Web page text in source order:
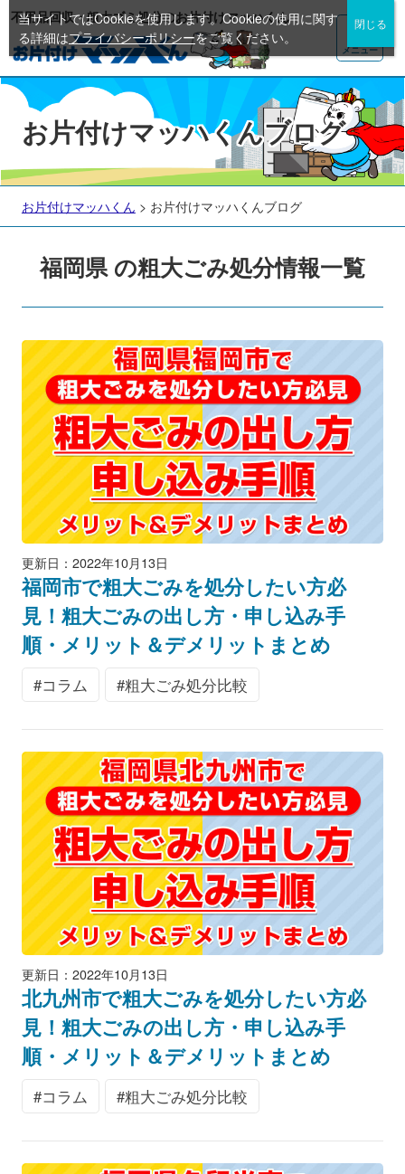
不用品回収・粗大ゴミ処分のお片付けマッハくん
メニュー
お片付けマッハくんブログ
お片付けマッハくん > お片付けマッハくんブログ
福岡県 の粗大ごみ処分情報一覧
更新日：2022年10月13日
福岡市で粗大ごみを処分したい方必
見！粗大ごみの出し方・申し込み手
順・メリット＆デメリットまとめ
コラム 粗大ごみ処分比較
更新日：2022年10月13日
北九州市で粗大ごみを処分したい方必
見！粗大ごみの出し方・申し込み手
順・メリット＆デメリットまとめ
コラム 粗大ごみ処分比較
当サイトではCookieを使用します。Cookieの使用に関す
る詳細はプライバシーポリシーをご覧ください。